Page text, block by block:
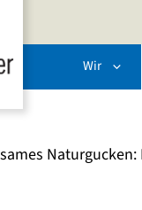
Wir